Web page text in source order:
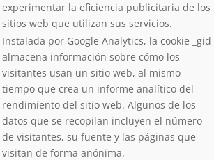
experimentar la eficiencia publicitaria de los
sitios web que utilizan sus servicios.
Instalada por Google Analytics, la cookie _gid
almacena información sobre cómo los
visitantes usan un sitio web, al mismo
tiempo que crea un informe analítico del
rendimiento del sitio web. Algunos de los
datos que se recopilan incluyen el número
de visitantes, su fuente y las páginas que
visitan de forma anónima.